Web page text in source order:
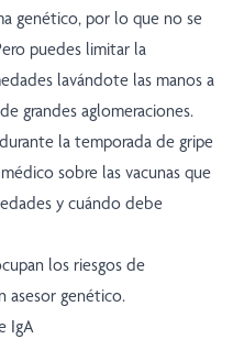
genético, por lo que no se
puedes limitar la
lavándote las manos a
grandes aglomeraciones.
la temporada de gripe
sobre las vacunas que
y cuándo debe
los riesgos de
asesor genético.
IgA